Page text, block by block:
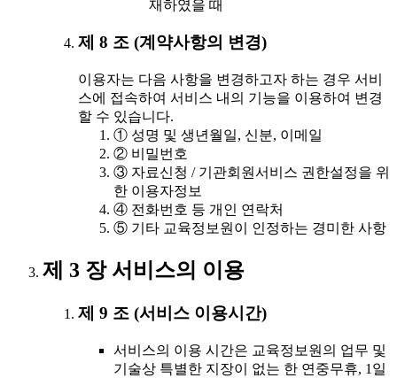
재하였을 때
제 8 조 (계약사항의 변경)
이용자는 다음 사항을 변경하고자 하는 경우 서비
스에 접속하여 서비스 내의 기능을 이용하여 변경
할 수 있습니다.
① 성명 및 생년월일, 신분, 이메일
② 비밀번호
③ 자료신청 / 기관회원서비스 권한설정을 위
한 이용자정보
④ 전화번호 등 개인 연락처
⑤ 기타 교육정보원이 인정하는 경미한 사항
제 3 장 서비스의 이용
제 9 조 (서비스 이용시간)
서비스의 이용 시간은 교육정보원의 업무 및
기술상 특별한 지장이 없는 한 연중무휴, 1일